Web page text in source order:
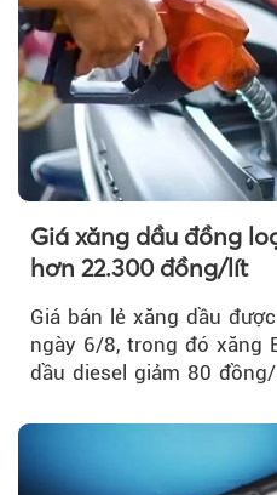
Giá xăng dầu đồng
hơn 22.300 đồng/lít
Giá bán lẻ xăng dầu
ngày 6/8, trong đó xăng
dầu diesel giảm 80